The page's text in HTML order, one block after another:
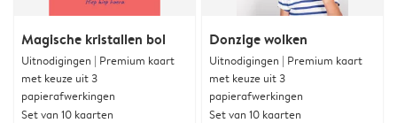
Magische kristallen bol
Uitnodigingen | Premium kaart
met keuze uit 3
papierafwerkingen
Set van 10 kaarten
Donzige wolken
Uitnodigingen | Premium kaart
met keuze uit 3
papierafwerkingen
Set van 10 kaarten